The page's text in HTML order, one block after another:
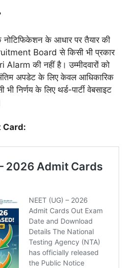
नोटिफिकेशन के आधार पर तैयार की
Board से किसी भी प्रकार
Alarm की नहीं है। उम्मीदवारों को
अपडेट के लिए केवल आधिकारिक
निर्णय के लिए थर्ड-पार्टी वेबसाइट
Card: